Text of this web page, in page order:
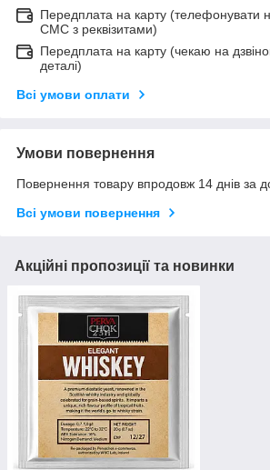
Передплата на карту (телефонувати
СМС з реквізитами)
Передплата на карту (чекаю на
деталі)
Всі умови оплати
Умови повернення
Повернення товару впродовж 14 днів за
Всі умови повернення
Акційні пропозиції та новинки